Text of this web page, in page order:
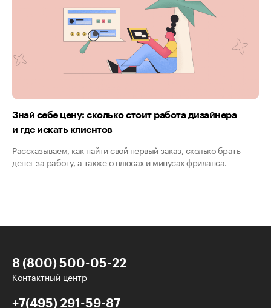
Знай себе цену: сколько стоит работа дизайнера
и где искать клиентов
Рассказываем, как найти свой первый заказ, сколько брать
денег за работу, а также о плюсах и минусах фриланса.
8 (800) 500-05-22
Контактный центр
+7(495) 291-59-87